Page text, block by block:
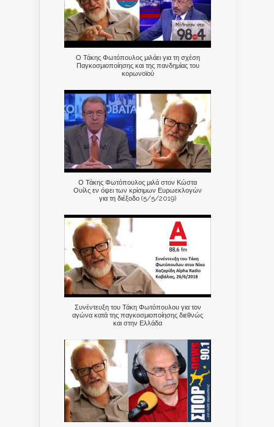
Ο Τάκης Φωτόπουλος μιλάει για τη σχέση
Παγκοσμιοποίησης και της πανδημίας του
κορωνοϊού
Ο Τάκης Φωτόπουλος μιλά στον Κώστα
Ουίλς εν όψει των κρίσιμων Ευρωεκλογών
για τη διέξοδο (5/5/2019)
Συνέντευξη του Τάκη Φωτόπουλου για τον
αγώνα κατά της παγκοσμιοποίησης διεθνώς
και στην Ελλάδα